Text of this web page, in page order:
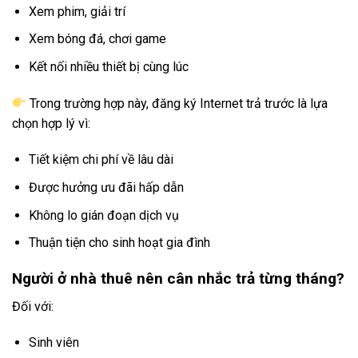
Xem phim, giải trí
Xem bóng đá, chơi game
Kết nối nhiều thiết bị cùng lúc
Trong trường hợp này, đăng ký Internet trả trước là lựa
chọn hợp lý vì:
Tiết kiệm chi phí về lâu dài
Được hưởng ưu đãi hấp dẫn
Không lo gián đoạn dịch vụ
Thuận tiện cho sinh hoạt gia đình
Người ở nhà thuê nên cân nhắc trả từng tháng?
Đối với:
Sinh viên